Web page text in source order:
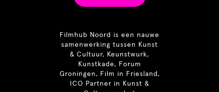
Filmhub Noord is een nauwe
samenwerking tussen Kunst
& Cultuur, Keunstwurk,
Kunstkade, Forum
Groningen, Film in Friesland,
ICO Partner in Kunst &